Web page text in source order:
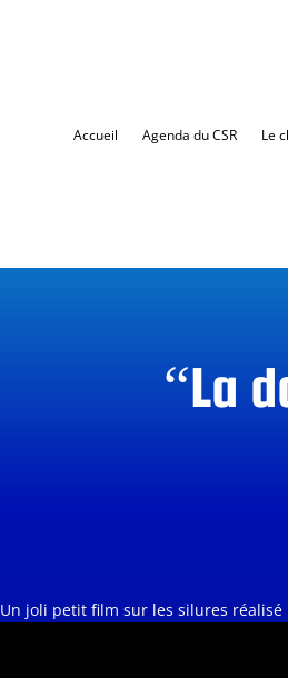
Accueil Agenda du CSR Le
“La
Un joli petit film sur les silures